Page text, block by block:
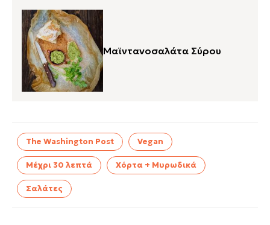
Μαϊντανοσαλάτα Σύρου
The Washington Post Vegan
Μέχρι 30 λεπτά Χόρτα + Μυρωδικά
Σαλάτες